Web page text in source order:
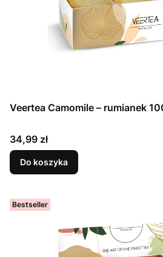
Veertea Camomile – rumianek
Cena
34,99 zł
Do koszyka
Bestseller